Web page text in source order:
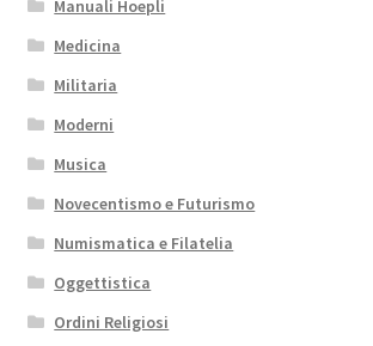
Manuali Hoepli
Medicina
Militaria
Moderni
Musica
Novecentismo e Futurismo
Numismatica e Filatelia
Oggettistica
Ordini Religiosi